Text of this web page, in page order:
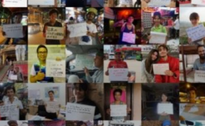
ロジェクト
for everyone.